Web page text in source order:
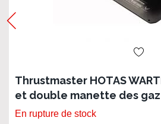
Thrustmaster HOTAS
et double manette des gaz
En rupture de stock